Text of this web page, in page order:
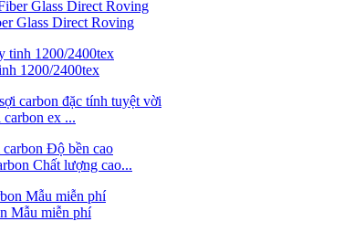
Glass Direct Roving
1200/2400tex
ex ...
Chất lượng cao...
Mẫu miễn phí